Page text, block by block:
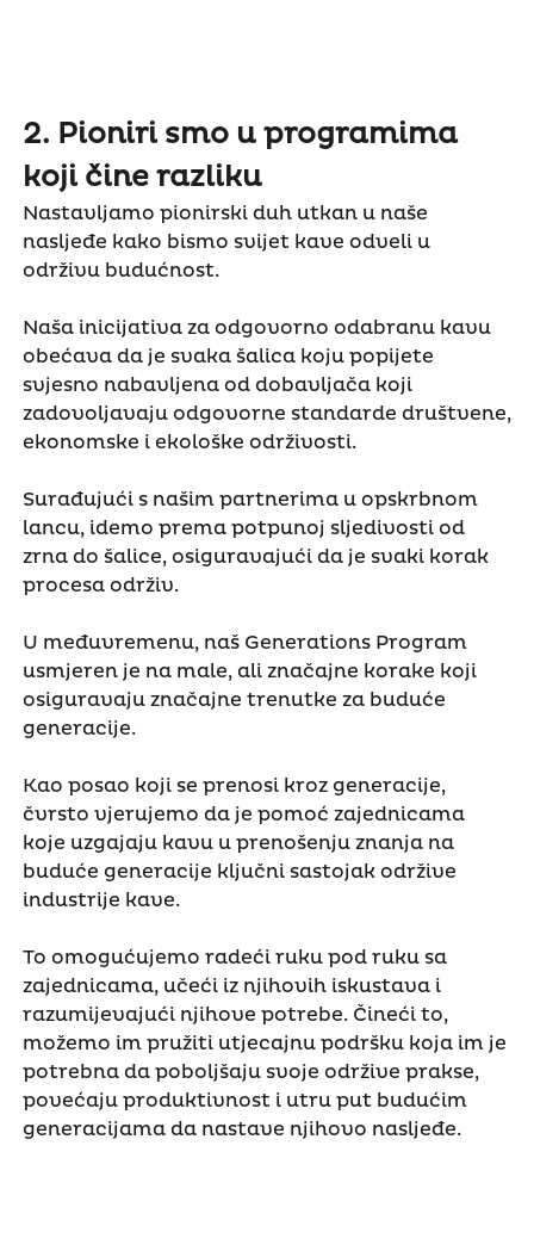
2. Pioniri smo u programima
koji čine razliku
Nastavljamo pionirski duh utkan u naše
nasljeđe kako bismo svijet kave odveli u
održivu budućnost.
Naša inicijativa za odgovorno odabranu kavu
obećava da je svaka šalica koju popijete
svjesno nabavljena od dobavljača koji
zadovoljavaju odgovorne standarde društvene,
ekonomske i ekološke održivosti.
Surađujući s našim partnerima u opskrbnom
lancu, idemo prema potpunoj sljedivosti od
zrna do šalice, osiguravajući da je svaki korak
procesa održiv.
U međuvremenu, naš Generations Program
usmjeren je na male, ali značajne korake koji
osiguravaju značajne trenutke za buduće
generacije.
Kao posao koji se prenosi kroz generacije,
čvrsto vjerujemo da je pomoć zajednicama
koje uzgajaju kavu u prenošenju znanja na
buduće generacije ključni sastojak održive
industrije kave.
To omogućujemo radeći ruku pod ruku sa
zajednicama, učeći iz njihovih iskustava i
razumijevajući njihove potrebe. Čineći to,
možemo im pružiti utjecajnu podršku koja im je
potrebna da poboljšaju svoje održive prakse,
povećaju produktivnost i utru put budućim
generacijama da nastave njihovo nasljeđe.